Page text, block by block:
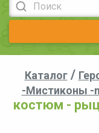
Каталог/
-Мистиконы -
костюм -